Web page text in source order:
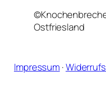
Ostfriesland
Impressum·